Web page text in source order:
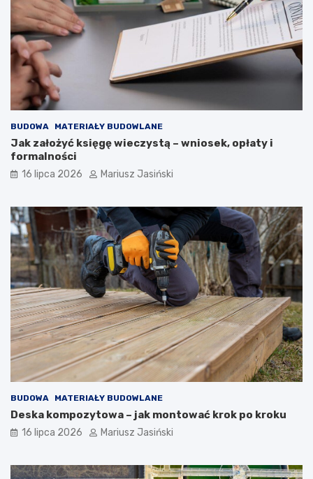
BUDOWA MATERIAŁY BUDOWLANE
Jak założyć księgę wieczystą – wniosek, opłaty i
formalności
16 lipca 2026 Mariusz Jasiński
BUDOWA MATERIAŁY BUDOWLANE
Deska kompozytowa – jak montować krok po kroku
16 lipca 2026 Mariusz Jasiński